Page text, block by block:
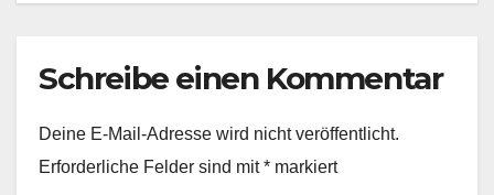
Schreibe einen Kommentar
Deine E-Mail-Adresse wird nicht veröffentlicht.
Erforderliche Felder sind mit* markiert